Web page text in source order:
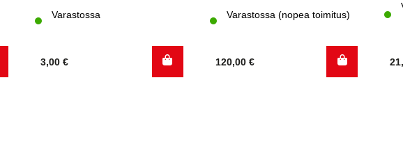
Varastossa
3,00 €
Varastossa (nopea toimitus)
120,00 €